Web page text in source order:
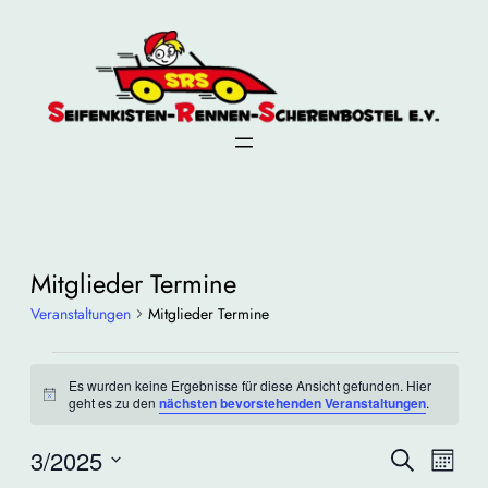
Mitglieder Termine
Veranstaltungen Mitglieder Termine
Hinweis
Es wurden keine Ergebnisse für diese Ansicht gefunden. Hier
geht es zu den nächsten bevorstehenden Veranstaltungen.
SucheMonat
3/2025